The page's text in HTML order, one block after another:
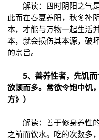
解读：四时阴阳之气是
此而在春夏养阳，秋冬补
本，才能与万物一起生活
本，就会损伤其本源，破
的宗旨。
5、善养性者，先饥
欲顿而多。常欲令饱中饥
方》）
解读：善于修身养性的
之前而饮水。吃的次数多